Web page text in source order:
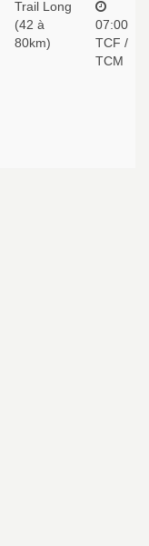
Trail Long
(42 à
80km)
07:00
TCF /
TCM